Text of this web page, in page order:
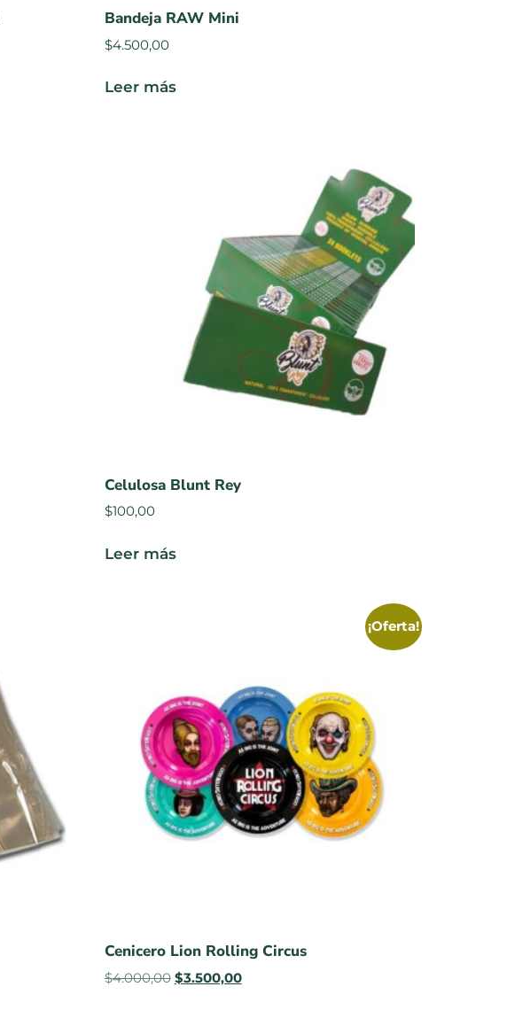
Bandeja RAW Mini
$4.500,00
Leer más
Celulosa Blunt Rey
$100,00
Leer más
¡Oferta!
Cenicero Lion Rolling Circus
$4.000,00 $3.500,00